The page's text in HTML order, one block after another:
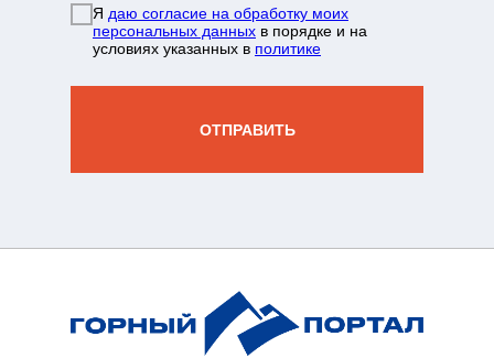
Я даю согласие на обработку моих
персональных данных в порядке и на
условиях указанных в политике
ОТПРАВИТЬ
+7 931 244 38 87
info@mountainportal.ru